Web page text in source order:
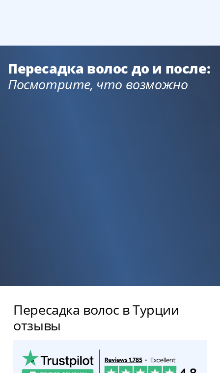
Пересадка волос до и после:
Посмотрите, что возможно
Пересадка волос в Турции
отзывы